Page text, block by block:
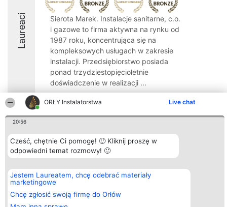
ORŁY Instalatorstwa Live chat
20:56
Cześć, chętnie Ci pomogę! 🙂 Kliknij proszę w
odpowiedni temat rozmowy! 🙂
Jestem Laureatem, chcę odebrać materiały
marketingowe
Chcę zgłosić swoją firmę do Orłów
Laureaci
Sierota Marek. Instalacje sanitarne, c.o.
i gazowe to firma aktywna na rynku od
1987 roku, koncentrująca się na
kompleksowych usługach w zakresie
instalacji. Przedsiębiorstwo posiada
ponad trzydziestopięcioletnie
doświadczenie w realizacji ...
8.6
Organizator plebiscytu
Bright Side Solutions sp. z o.
o. sp. k.
ul. Ruska 22
Wrocław 50-079
KRS 0000749100 | Regon
381313360 | NIP 8943132676
+48 508 492 400
Plebiscyt
Laureaci
Lista
wszystkich
Laureatów
Zasady
Polityka
Prywatności
Kontakt
Kontakt